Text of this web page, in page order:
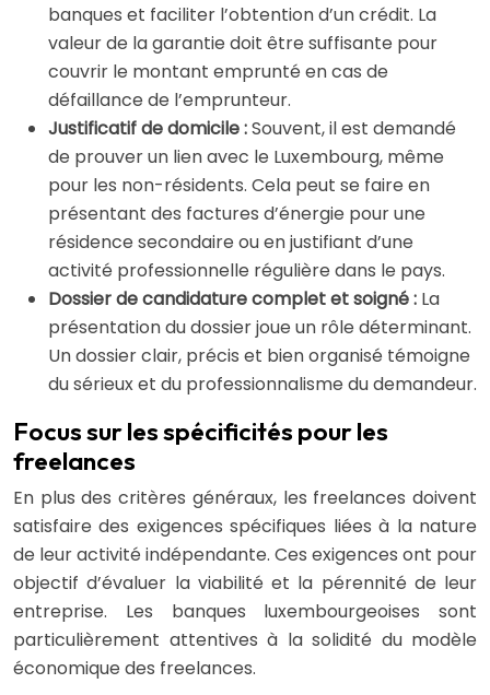
banques et faciliter l’obtention d’un crédit. La
valeur de la garantie doit être suffisante pour
couvrir le montant emprunté en cas de
défaillance de l’emprunteur.
Justificatif de domicile :Souvent, il est demandé
de prouver un lien avec le Luxembourg, même
pour les non-résidents. Cela peut se faire en
présentant des factures d’énergie pour une
résidence secondaire ou en justifiant d’une
activité professionnelle régulière dans le pays.
Dossier de candidature complet et soigné : La
présentation du dossier joue un rôle déterminant.
Un dossier clair, précis et bien organisé témoigne
du sérieux et du professionnalisme du demandeur.
Focus sur les spécificités pour les
freelances
En plus des critères généraux, les freelances doivent
satisfaire des exigences spécifiques liées à la nature
de leur activité indépendante. Ces exigences ont pour
objectif d’évaluer la viabilité et la pérennité de leur
entreprise. Les banques luxembourgeoises sont
particulièrement attentives à la solidité du modèle
économique des freelances.